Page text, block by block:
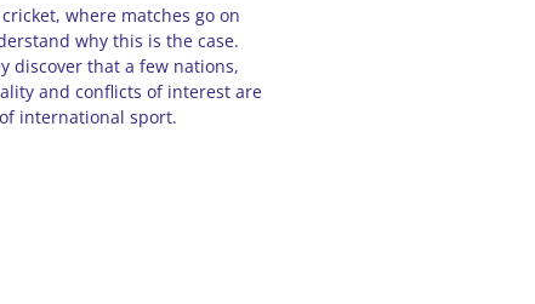
where matches go on
why this is the case.
discover that a few nations,
and conflicts of interest are
international sport.